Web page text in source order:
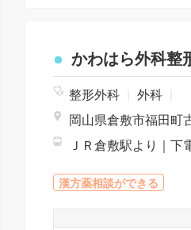
かわはら外科整
整形外科 外科
岡山県倉敷市福田町
漢方薬相談ができる